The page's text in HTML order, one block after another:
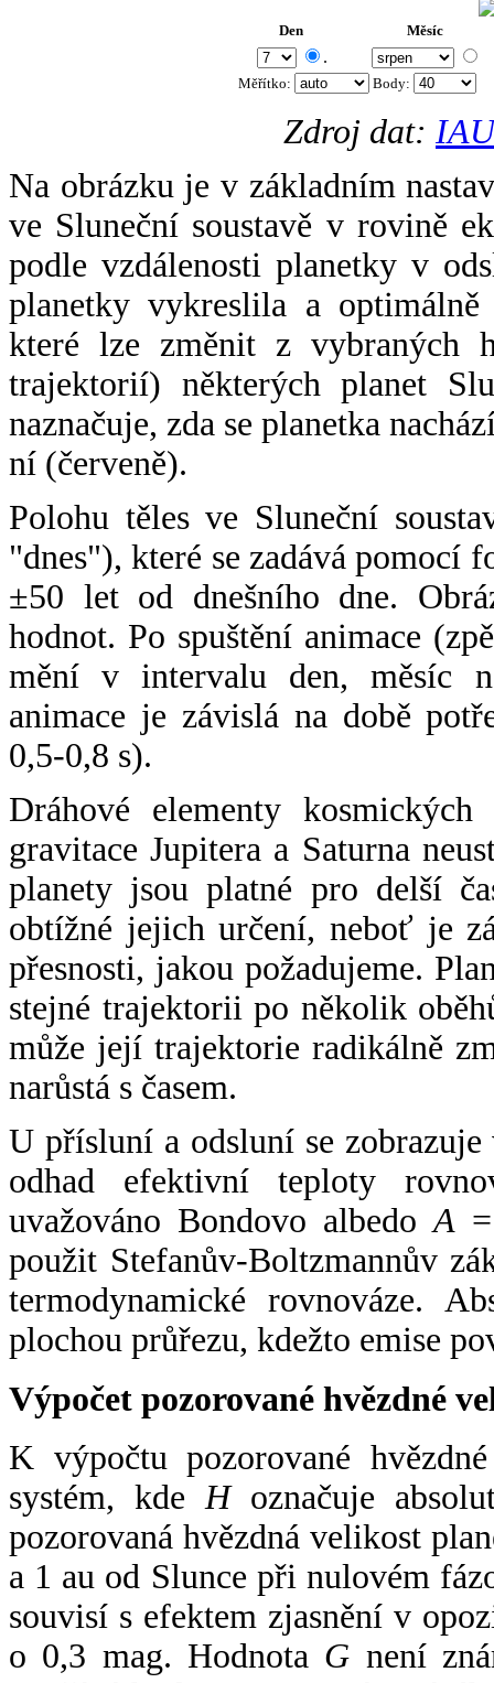
Den Měsíc
.
Měřítko: Body:
Zdroj dat:
Na obrázku je v základním
ve Sluneční soustavě v rovině
podle vzdálenosti planetky v
planetky vykreslila a
které lze změnit z vybraných
trajektorií) některých planet
naznačuje, zda se planetka
ní (červeně).
Polohu těles ve Sluneční
"dnes"), které se zadává pomocí
±50 let od dnešního dne.
hodnot. Po spuštění animace
mění v intervalu den, měsíc
animace je závislá na době
0,5-0,8 s).
Dráhové elementy
gravitace Jupitera a Saturna
planety jsou platné pro delší
obtížné jejich určení, neboť je
přesnosti, jakou požadujeme.
stejné trajektorii po několik
může její trajektorie radikálně
narůstá s časem.
U přísluní a odsluní se
odhad efektivní teploty
uvažováno Bondovo albedoA
použit Stefanův-Boltzmannův
termodynamické rovnováze.
plochou průřezu, kdežto emise
Výpočet pozorované hvězdné
K výpočtu pozorované
systém, kde Hoznačuje
pozorovaná hvězdná velikost
a 1 au od Slunce při nulovém
souvisí s efektem zjasnění v
o 0,3 mag. Hodnota G není